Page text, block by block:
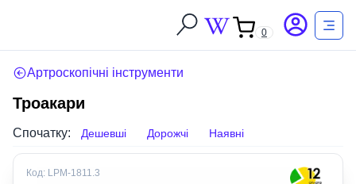
0
Артроскопічні інструменти
Троакари
Спочатку: Дешевші Дорожчі Наявні
Код: LPM-1811.3